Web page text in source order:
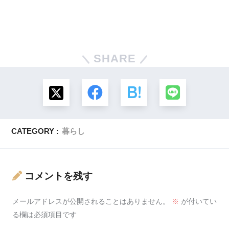
SHARE
CATEGORY : 暮らし
コメントを残す
メールアドレスが公開されることはありません。 ※ が付いてい
る欄は必須項目です